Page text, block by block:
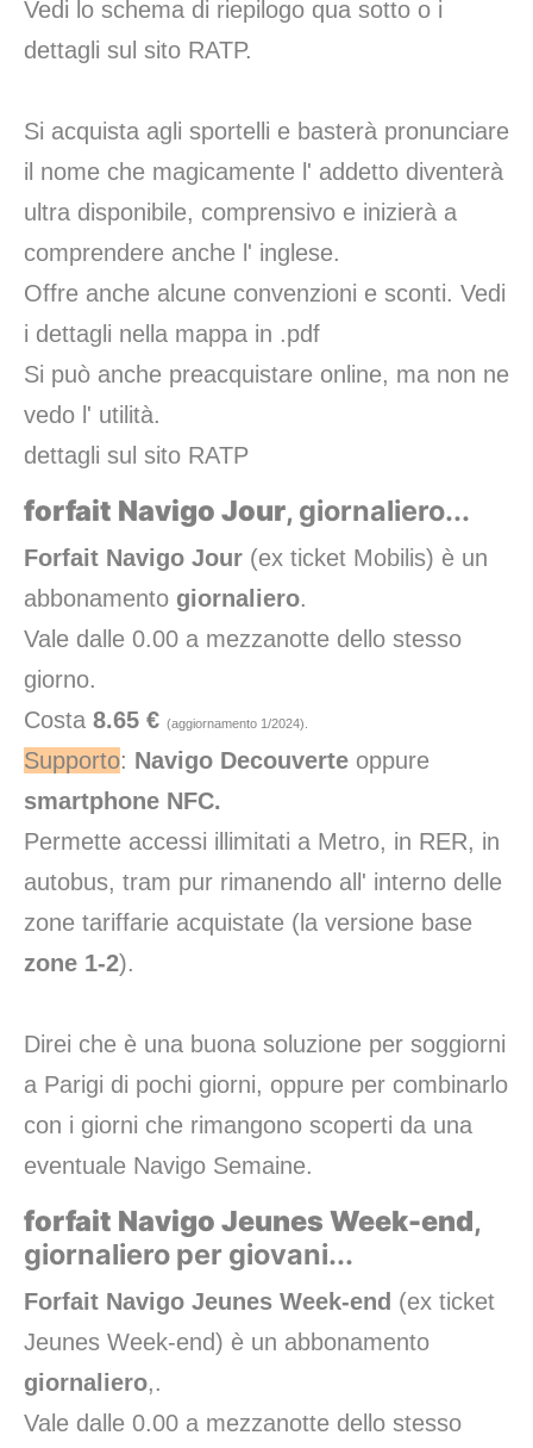
Vedi lo schema di riepilogo qua sotto o i
dettagli sul sito RATP.
Si acquista agli sportelli e basterà pronunciare
il nome che magicamente l' addetto diventerà
ultra disponibile, comprensivo e inizierà a
comprendere anche l' inglese.
Offre anche alcune convenzioni e sconti. Vedi
i dettagli nella mappa in .pdf
Si può anche preacquistare online, ma non ne
vedo l' utilità.
dettagli sul sito RATP
forfait Navigo Jour, giornaliero...
Forfait Navigo Jour (ex ticket Mobilis) è un
abbonamento giornaliero.
Vale dalle 0.00 a mezzanotte dello stesso
giorno.
Costa 8.65 € (aggiornamento 1/2024).
Supporto: Navigo Decouverte oppure
smartphone NFC.
Permette accessi illimitati a Metro, in RER, in
autobus, tram pur rimanendo all' interno delle
zone tariffarie acquistate (la versione base
zone 1-2).
Direi che è una buona soluzione per soggiorni
a Parigi di pochi giorni, oppure per combinarlo
con i giorni che rimangono scoperti da una
eventuale Navigo Semaine.
forfait Navigo Jeunes Week-end,
giornaliero per giovani...
Forfait Navigo Jeunes Week-end (ex ticket
Jeunes Week-end) è un abbonamento
giornaliero,.
Vale dalle 0.00 a mezzanotte dello stesso